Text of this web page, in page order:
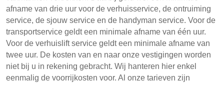
afname van drie uur voor de verhuisservice, de ontruiming
service, de sjouw service en de handyman service. Voor de
transportservice geldt een minimale afname van één uur.
Voor de verhuislift service geldt een minimale afname van
twee uur. De kosten van en naar onze vestigingen worden
niet bij u in rekening gebracht. Wij hanteren hier enkel
eenmalig de voorrijkosten voor. Al onze tarieven zijn